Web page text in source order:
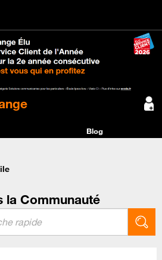
Blog
la Communauté